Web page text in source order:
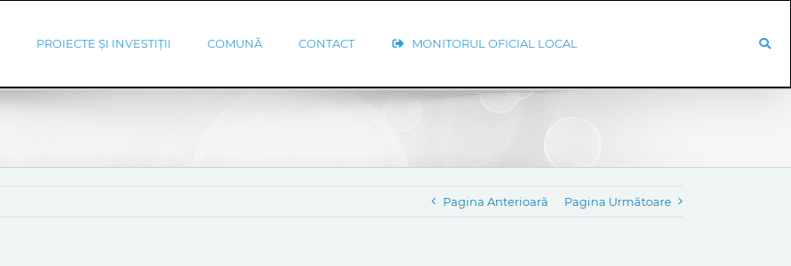
PROIECTE ȘI INVESTIȚII COMUNĂ CONTACT MONITORUL OFICIAL LOCAL
Pagina Anterioară Pagina Următoare